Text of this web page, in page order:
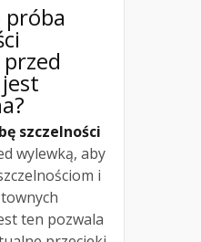
próba
szczelności
wylewką, aby
i
ten pozwala